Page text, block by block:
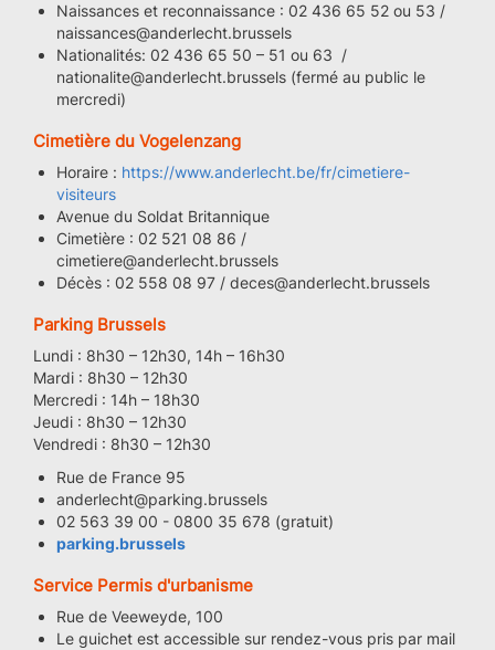
Naissances et reconnaissance : 02 436 65 52 ou 53 /
naissances@anderlecht.brussels
Nationalités: 02 436 65 50 – 51 ou 63 /
nationalite@anderlecht.brussels (fermé au public le
mercredi)
Cimetière du Vogelenzang
Horaire : https://www.anderlecht.be/fr/cimetiere-
visiteurs
Avenue du Soldat Britannique
Cimetière : 02 521 08 86 /
cimetiere@anderlecht.brussels
Décès : 02 558 08 97 / deces@anderlecht.brussels
Parking Brussels
Lundi : 8h30 – 12h30, 14h – 16h30
Mardi : 8h30 – 12h30
Mercredi : 14h – 18h30
Jeudi : 8h30 – 12h30
Vendredi : 8h30 – 12h30
Rue de France 95
anderlecht@parking.brussels
02 563 39 00 - 0800 35 678 (gratuit)
parking.brussels
Service Permis d'urbanisme
Rue de Veeweyde, 100
Le guichet est accessible sur rendez-vous pris par mail